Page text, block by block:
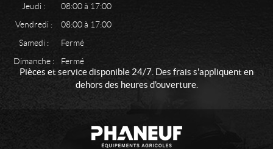
Jeudi :
08:00 à 17:00
Vendredi :
08:00 à 17:00
Samedi :
Fermé
Dimanche :
Fermé
Pièces et service disponible 24/7. Des frais s'appliquent en
dehors des heures d'ouverture.